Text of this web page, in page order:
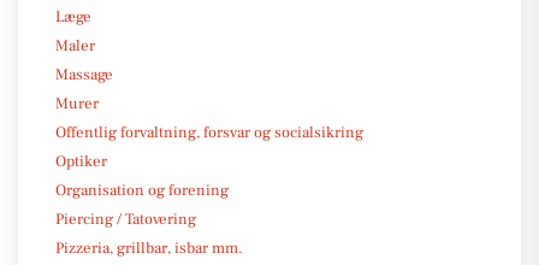
Læge
Maler
Massage
Murer
Offentlig forvaltning, forsvar og socialsikring
Optiker
Organisation og forening
Piercing / Tatovering
Pizzeria, grillbar, isbar mm.